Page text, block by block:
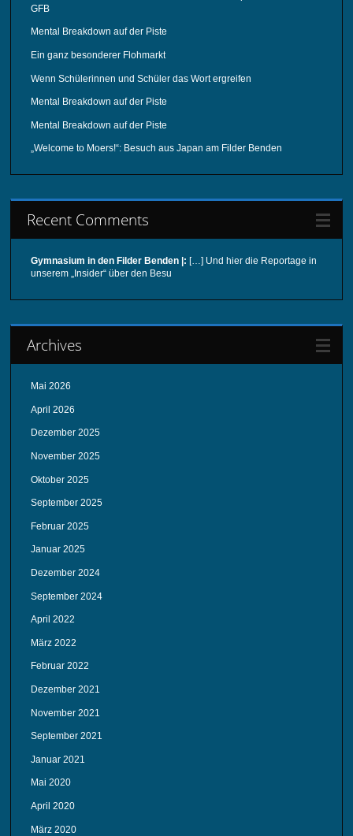
GFB
Mental Breakdown auf der Piste
Ein ganz besonderer Flohmarkt
Wenn Schülerinnen und Schüler das Wort ergreifen
Mental Breakdown auf der Piste
Mental Breakdown auf der Piste
„Welcome to Moers!“: Besuch aus Japan am Filder Benden
Recent Comments
Gymnasium in den Filder Benden |: […] Und hier die Reportage in
unserem „Insider“ über den Besu
Archives
Mai 2026
April 2026
Dezember 2025
November 2025
Oktober 2025
September 2025
Februar 2025
Januar 2025
Dezember 2024
September 2024
April 2022
März 2022
Februar 2022
Dezember 2021
November 2021
September 2021
Januar 2021
Mai 2020
April 2020
März 2020